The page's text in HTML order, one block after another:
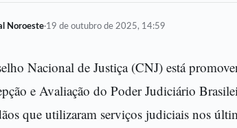
Noroeste·19 de outubro de 2025, 14:59
Nacional de Justiça (CNJ) está
e Avaliação do Poder Judiciário
que utilizaram serviços judiciais nos